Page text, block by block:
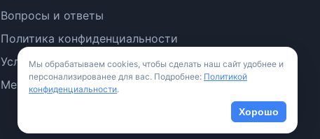
Вопросы и ответы
Политика конфиденциальности
Условия использования
Методология
Мы обрабатываем cookies, чтобы сделать наш сайт удобнее и
персонализированее для вас. Подробнее: Политикой
конфиденциальности.
Хорошо